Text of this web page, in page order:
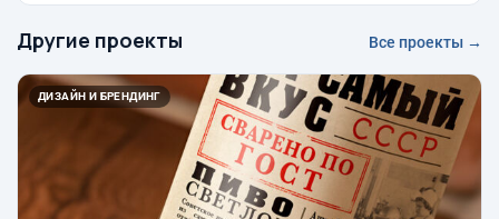
Другие проекты Все проекты →
ДИЗАЙН И БРЕНДИНГ